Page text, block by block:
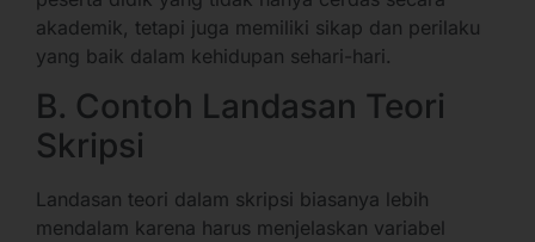
akademik, tetapi juga memiliki sikap dan perilaku
yang baik dalam kehidupan sehari-hari.
B. Contoh Landasan Teori
Skripsi
Landasan teori dalam skripsi biasanya lebih
mendalam karena harus menjelaskan variabel